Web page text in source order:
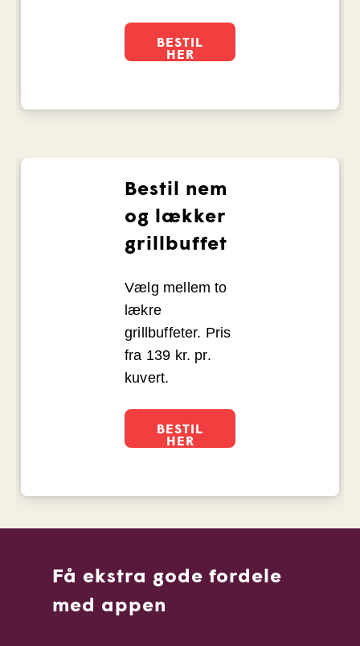
BESTIL
HER
Bestil nem
og lækker
grillbuffet
Vælg mellem to
lækre
grillbuffeter. Pris
fra 139 kr. pr.
kuvert.
BESTIL
HER
Få ekstra gode fordele
med appen